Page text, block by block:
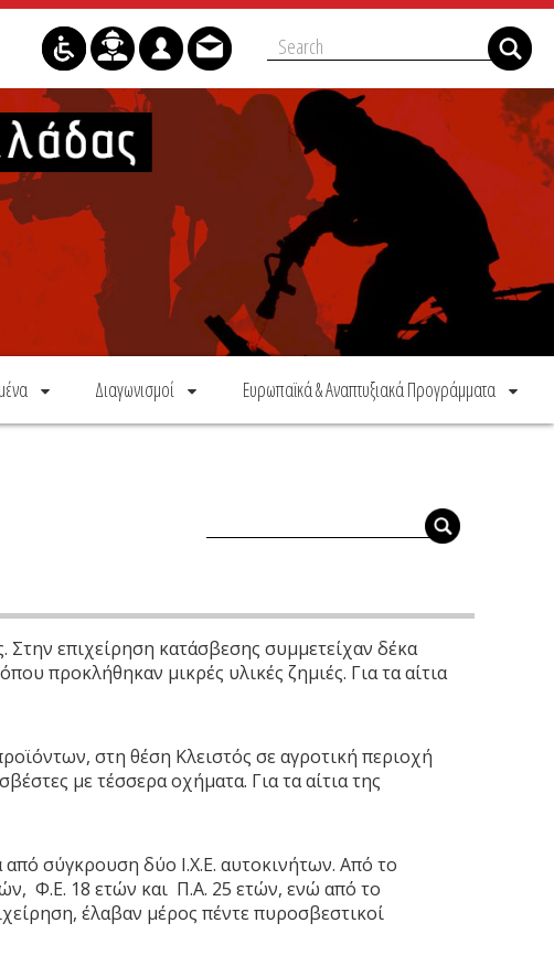
Διαγωνισμοί Ευρωπαϊκά & Αναπτυξιακά Προγράμματα
επιχείρηση κατάσβεσης συμμετείχαν δέκα
προκλήθηκαν μικρές υλικές ζημιές. Για τα αίτια
στη θέση Κλειστός σε αγροτική περιοχή
με τέσσερα οχήματα. Για τα αίτια της
σύγκρουση δύο Ι.Χ.Ε. αυτοκινήτων. Από το
Φ.Ε. 18 ετών και Π.Α. 25 ετών, ενώ από το
έλαβαν μέρος πέντε πυροσβεστικοί